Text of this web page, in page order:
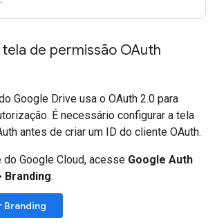
de permissão OAuth
Google Drive usa o OAuth 2.0 para
É necessário configurar a tela
antes de criar um ID do cliente OAuth.
do Google Cloud, acesse Google Auth
Branding.
Branding